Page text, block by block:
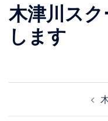
木津川ス
します